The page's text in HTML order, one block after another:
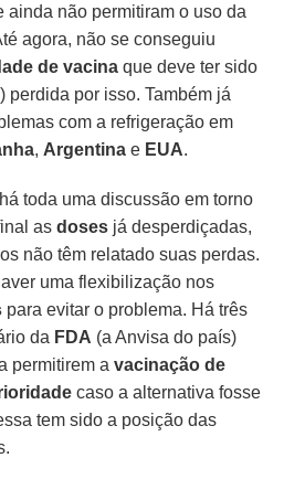
ainda não permitiram o uso da
agora, não se conseguiu
de vacina que deve ter sido
perdida por isso. Também já
com a refrigeração em
, Argentina e EUA.
toda uma discussão em torno
asdoses já desperdiçadas,
não têm relatado suas perdas.
uma flexibilização nos
para evitar o problema. Há três
da FDA (a Anvisa do país)
permitirem avacinação de
caso a alternativa fosse
tem sido a posição das